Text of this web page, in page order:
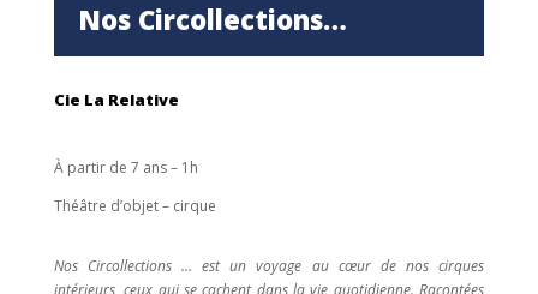
Nos Circollections…
Cie La Relative
À partir de 7 ans – 1h
Théâtre d’objet – cirque
Nos Circollections … est un voyage au cœur de nos cirques
intérieurs, ceux qui se cachent dans la vie quotidienne. Racontées